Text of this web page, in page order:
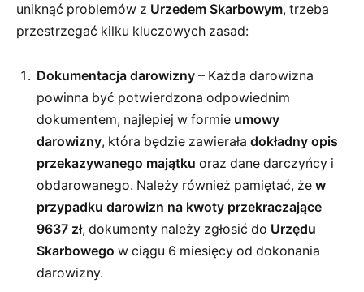
uniknąć problemów z Urzedem Skarbowym, trzeba
przestrzegać kilku kluczowych zasad:
Dokumentacja darowizny – Każda darowizna
powinna być potwierdzona odpowiednim
dokumentem, najlepiej w formie umowy
darowizny, która będzie zawierała dokładny opis
przekazywanego majątku oraz dane darczyńcy i
obdarowanego. Należy również pamiętać, że w
przypadku darowizn na kwoty przekraczające
9637 zł, dokumenty należy zgłosić do Urzędu
Skarbowego w ciągu 6 miesięcy od dokonania
darowizny.